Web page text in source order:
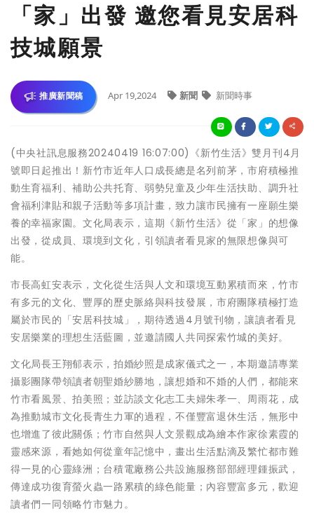
「家」出發 邀您看見安居科
技城願景
推廣新聞稿 Apr 19,2024 新聞 新聞時事
(中央社訊息服務20240419 16:07:00)《新竹生活》雙月刊4月
號即日起推出！新竹市近年人口成長總是名列前茅，市府積極推
動生育福利、補助公共托育、弱勢兒童及少年生活扶助、調升社
會福利津貼和親子活動等多項計畫，致力讓市民擁有一座願生樂
養的幸福家園。文化局表示，這期《新竹生活》從「家」的想像
出發，從成員、環境到文化，引領讀者看見家的無限想像與可
能。
市長高虹安表示，文化從生活與人文和環境互動累積而來，竹市
有多元的文化、豐厚的歷史脈絡與科技發展，市府團隊積極打造
屬於市民的「安居科技城」，期待透過4月號刊物，讓讀者看見
安居樂業的理想生活藍圖，並邀請國人共同探索竹城的美好。
文化局長王翔郁表示，拍婚紗照是成家儀式之一，本期邀請專業
攝影團隊帶領讀者朝聖婚紗勝地，讓想婚和不婚的人們，都能來
竹市看風景、拍美照；並訪談文化志工夫婦朱孝一、周雨花，成
為推動城市文化長青生力軍的過程，不僅豐富退休生活，無形中
也增進了彼此關係；竹市自然與人文景觀成為繪本作家徐素霞的
靈感來源，看她如何從童年記憶中，畫出生活點滴及繁忙都市難
得一見的心靈綠洲；台積電廠務公共設施服務部部經理鍾振武，
傳達成功復育螢火蟲一路累積的綠色能量；內容豐富多元，歡迎
讀者們一同領略竹市魅力。